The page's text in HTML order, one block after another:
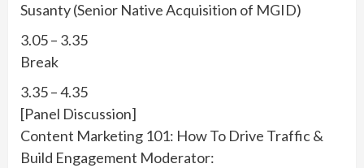
Susanty (Senior Native Acquisition of MGID)
3.05 – 3.35
Break
3.35 – 4.35
[Panel Discussion]
Content Marketing 101: How To Drive Traffic &
Build Engagement Moderator: